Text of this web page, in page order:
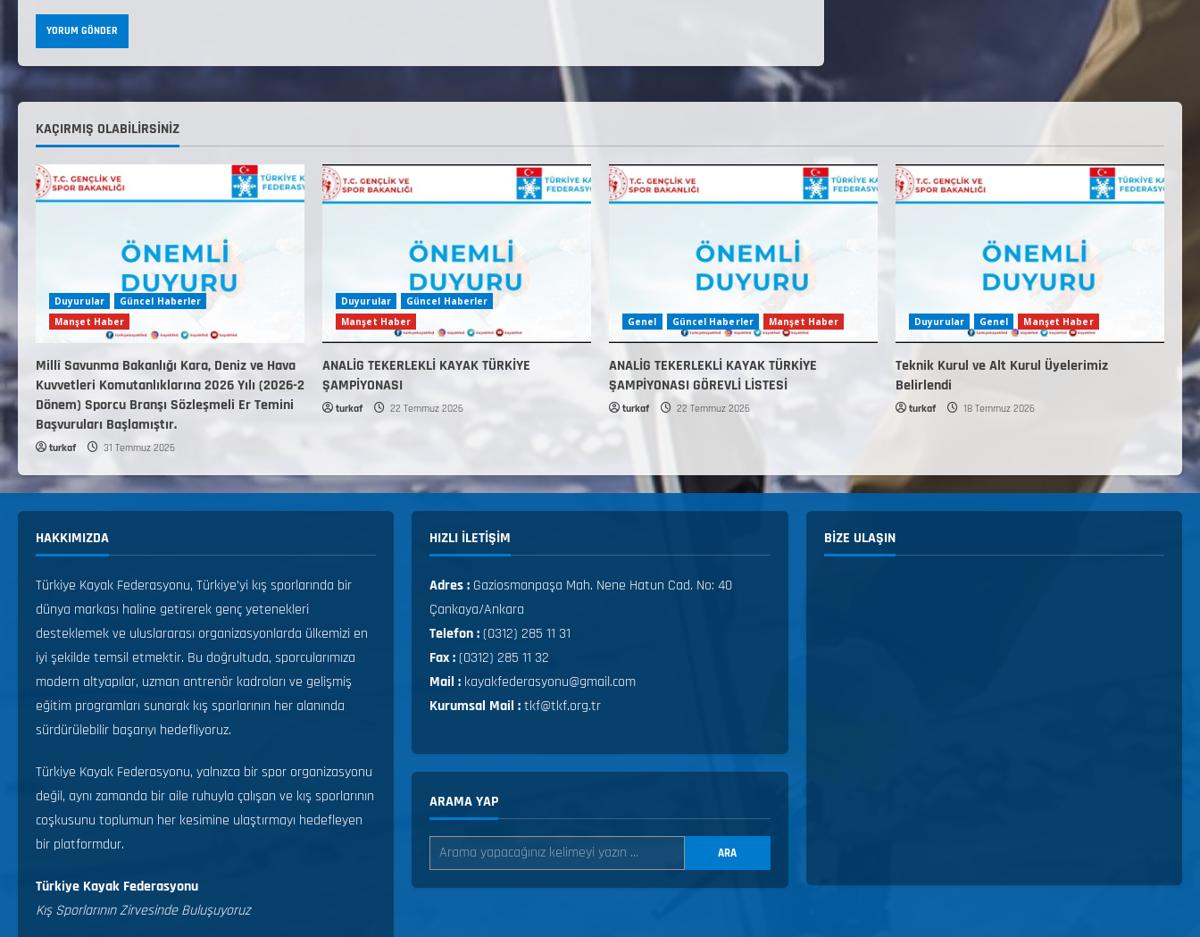
KAÇIRMIŞ OLABILIRSINIZ
Duyurular
Güncel Haberler
Manşet Haber
Millî Savunma Bakanlığı Kara, Deniz ve Hava
Kuvvetleri Komutanlıklarına 2026 Yılı (2026-2
Dönem) Sporcu Branşı Sözleşmeli Er Temini
Başvuruları Başlamıştır.
turkaf 31 Temmuz 2026
Duyurular
Güncel Haberler
Manşet Haber
ANALİG TEKERLEKLİ KAYAK TÜRKİYE
ŞAMPİYONASI
turkaf 22 Temmuz 2026
Genel Güncel Haberler Manşet Haber
ANALİG TEKERLEKLİ KAYAK TÜRKİYE
ŞAMPİYONASI GÖREVLİ LİSTESİ
turkaf 22 Temmuz 2026
Duyurular Genel Manşet Haber
Teknik Kurul ve Alt Kurul Üyelerimiz
Belirlendi
turkaf 18 Temmuz 2026
HAKKIMIZDA
Türkiye Kayak Federasyonu, Türkiye’yi kış sporlarında bir
dünya markası haline getirerek genç yetenekleri
desteklemek ve uluslararası organizasyonlarda ülkemizi en
iyi şekilde temsil etmektir. Bu doğrultuda, sporcularımıza
modern altyapılar, uzman antrenör kadroları ve gelişmiş
eğitim programları sunarak kış sporlarının her alanında
sürdürülebilir başarıyı hedefliyoruz.
Türkiye Kayak Federasyonu, yalnızca bir spor organizasyonu
değil, aynı zamanda bir aile ruhuyla çalışan ve kış sporlarının
coşkusunu toplumun her kesimine ulaştırmayı hedefleyen
bir platformdur.
Türkiye Kayak Federasyonu
Kış Sporlarının Zirvesinde Buluşuyoruz
HIZLI ILETIŞIM
Adres : Gaziosmanpaşa Mah. Nene Hatun Cad. No: 40
Çankaya/Ankara
Telefon :(0312) 285 11 31
Fax :(0312) 285 11 32
Mail : kayakfederasyonu@gmail.com
Kurumsal Mail :tkf@tkf.org.tr
ARAMA YAP
ARA
BIZE ULAŞIN